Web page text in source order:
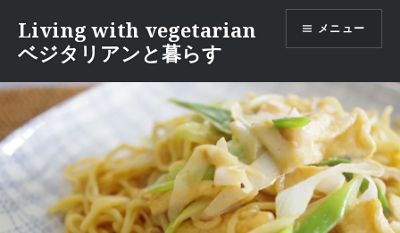
ン
移
Living with vegetarian
ベジタリアンと暮らす
メニュー